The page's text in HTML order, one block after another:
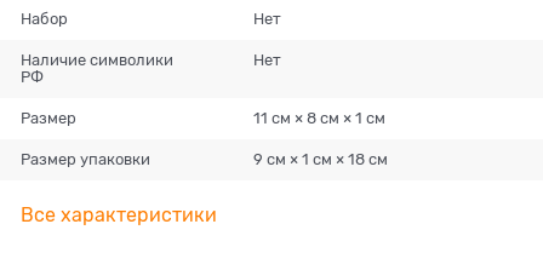
Набор Нет
Наличие символики
РФ
Нет
Размер 11 см × 8 см × 1 см
Размер упаковки 9 см × 1 см × 18 см
Все характеристики